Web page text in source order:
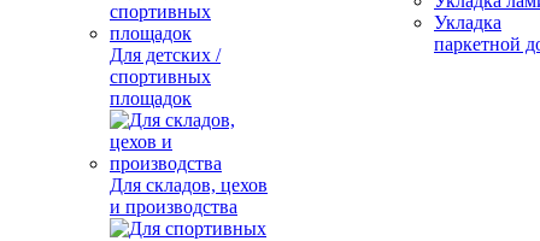
Для детских /
спортивных
площадок
Для складов, цехов
и производства
Укладка
паркетной